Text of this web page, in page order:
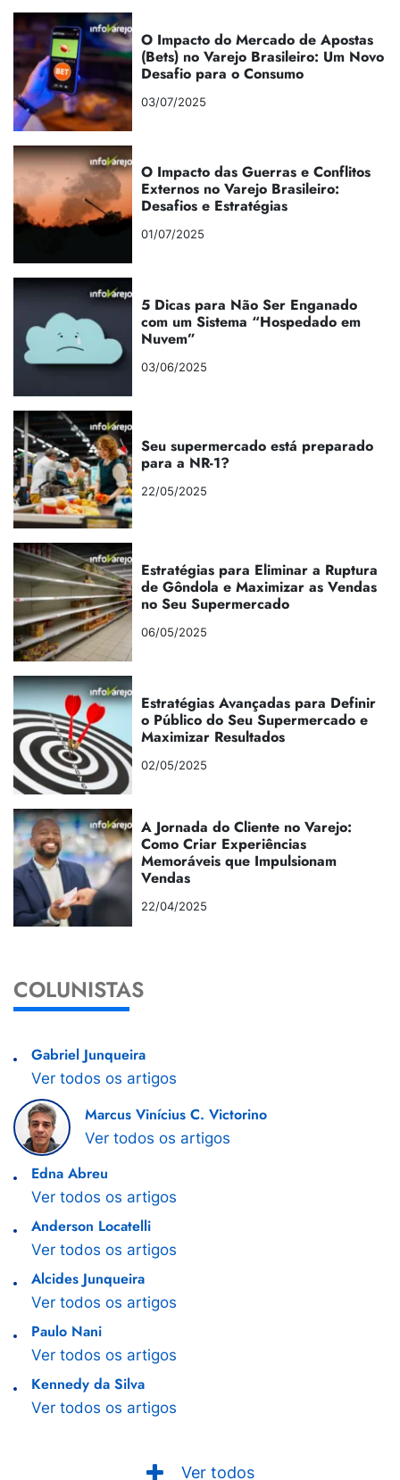
O Impacto do Mercado de Apostas
(Bets) no Varejo Brasileiro: Um Novo
Desafio para o Consumo
03/07/2025
O Impacto das Guerras e Conflitos
Externos no Varejo Brasileiro:
Desafios e Estratégias
01/07/2025
5 Dicas para Não Ser Enganado
com um Sistema “Hospedado em
Nuvem”
03/06/2025
Seu supermercado está preparado
para a NR-1?
22/05/2025
Estratégias para Eliminar a Ruptura
de Gôndola e Maximizar as Vendas
no Seu Supermercado
06/05/2025
Estratégias Avançadas para Definir
o Público do Seu Supermercado e
Maximizar Resultados
02/05/2025
A Jornada do Cliente no Varejo:
Como Criar Experiências
Memoráveis que Impulsionam
Vendas
22/04/2025
COLUNISTAS
Gabriel Junqueira
Ver todos os artigos
Marcus Vinícius C. Victorino
Ver todos os artigos
Edna Abreu
Ver todos os artigos
Anderson Locatelli
Ver todos os artigos
Alcides Junqueira
Ver todos os artigos
Paulo Nani
Ver todos os artigos
Kennedy da Silva
Ver todos os artigos
Ver todos